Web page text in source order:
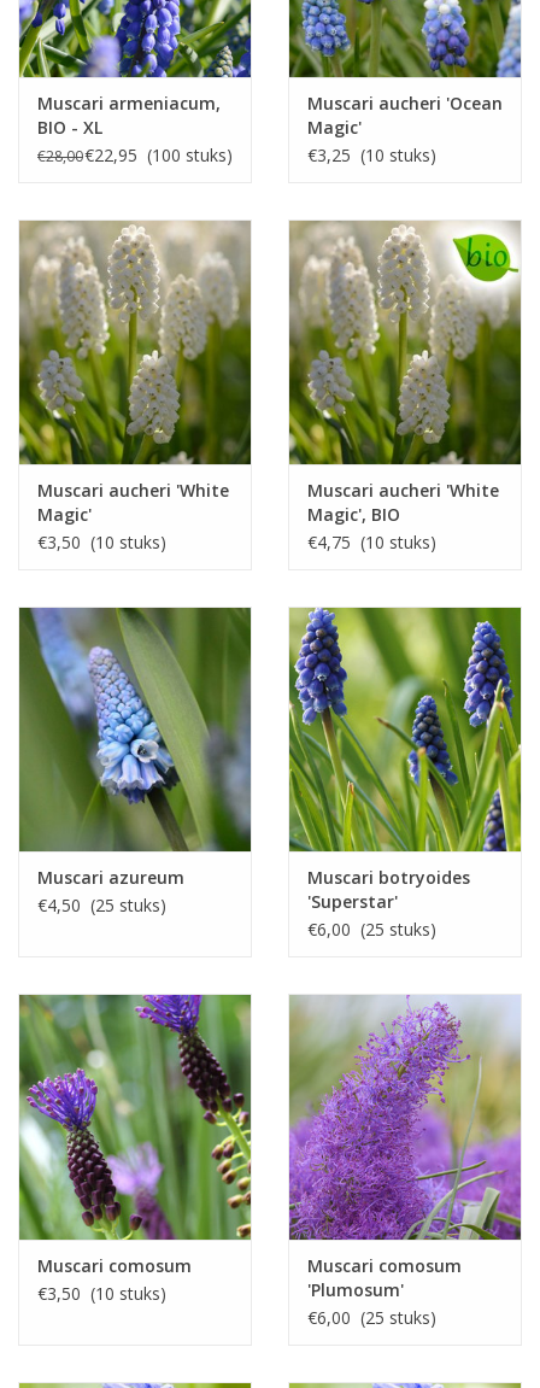
Muscari armeniacum,
BIO - XL
voordeelverpakking
€28,00€22,95 (100 stuks)
Muscari aucheri 'Ocean
Magic'
€3,25 (10 stuks)
Muscari aucheri 'White
Magic'
€3,50 (10 stuks)
Muscari aucheri 'White
Magic', BIO
€4,75 (10 stuks)
Muscari azureum
€4,50 (25 stuks)
Muscari botryoides
'Superstar'
€6,00 (25 stuks)
Muscari comosum
€3,50 (10 stuks)
Muscari comosum
'Plumosum'
€6,00 (25 stuks)